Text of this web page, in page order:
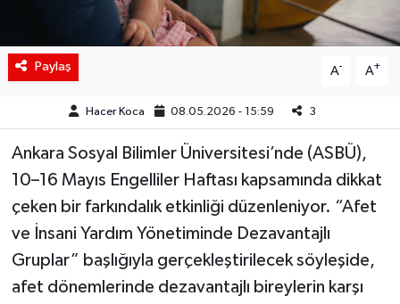
Paylaş A- A+
Hacer Koca 08.05.2026 - 15:59 3
Ankara Sosyal Bilimler Üniversitesi’nde (ASBÜ),
10–16 Mayıs Engelliler Haftası kapsamında dikkat
çeken bir farkındalık etkinliği düzenleniyor. “Afet
ve İnsani Yardım Yönetiminde Dezavantajlı
Gruplar” başlığıyla gerçekleştirilecek söyleşide,
afet dönemlerinde dezavantajlı bireylerin karşı